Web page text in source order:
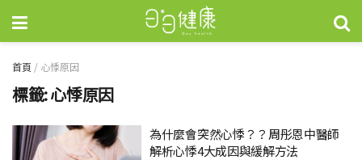
首頁 / 心悸原因
標籤:心悸原因
為什麼會突然心悸？？周彤恩中醫師
解析心悸4大成因與緩解方法